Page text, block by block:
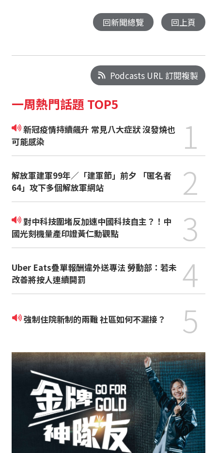
回新聞總覽 回上頁
Podcasts URL 訂閱複製
一周熱門話題 TOP5
新冠疫情持續飆升 常見八大症狀 沒發燒也
可能感染
1
解放軍建軍99年／「建軍節」前夕 「匿名者
64」攻下多個解放軍網站
2
對中科技圍堵反加速中國科技自主？！中
國光刻機量產印證黃仁勳觀點
3
Uber Eats疊單報酬違外送專法 勞動部：若未
改善將按人連續開罰
4
強制住院新制的兩難 社區如何不漏接？ 5